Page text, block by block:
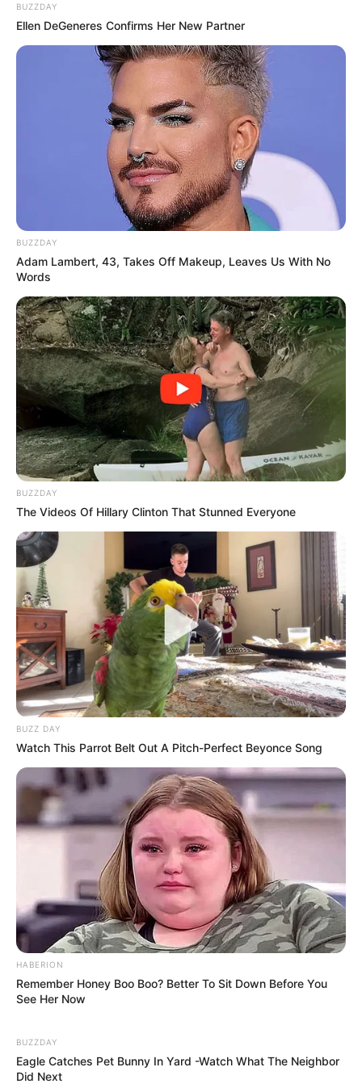
Tags
વડોદરા
BUZZDAY
Ellen DeGeneres Confirms Her New Partner
BUZZDAY
Adam Lambert, 43, Takes Off Makeup, Leaves Us With No
Words
BUZZDAY
The Videos Of Hillary Clinton That Stunned Everyone
BUZZ DAY
Watch This Parrot Belt Out A Pitch-Perfect Beyonce Song
HABERION
Remember Honey Boo Boo? Better To Sit Down Before You
See Her Now
BUZZDAY
Eagle Catches Pet Bunny In Yard -Watch What The Neighbor
Did Next